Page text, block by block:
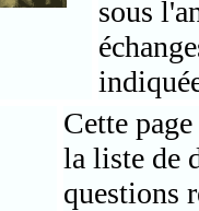
sous
Cette
la liste de
questions